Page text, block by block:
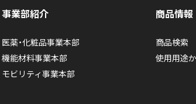
事業部紹介
医薬・化粧品事業本部
機能材料事業本部
モビリティ事業本部
商品情報
商品検索
使用用途